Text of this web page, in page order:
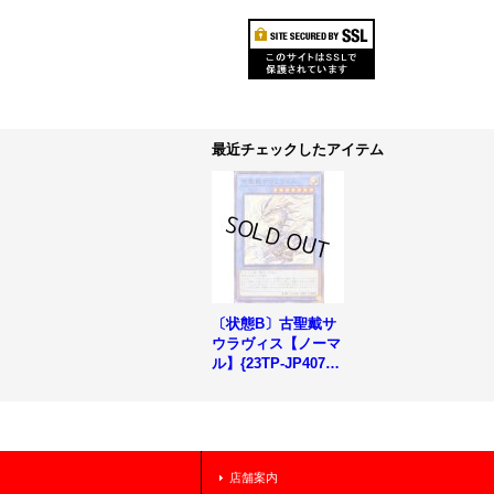
最近チェックしたアイテム
〔状態B〕古聖戴サ
ウラヴィス【ノーマ
ル】{23TP-JP407}
店舗案内